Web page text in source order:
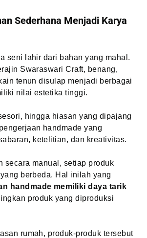
Sederhana Menjadi Karya
seni lahir dari bahan yang mahal.
Swaraswari Craft, benang,
tenun disulap menjadi berbagai
nilai estetika tinggi.
hingga hiasan yang dipajang
handmade yang
ketelitian, dan kreativitas.
secara manual, setiap produk
berbeda. Hal inilah yang
handmade memiliki daya tarik
produk yang diproduksi
rumah, produk-produk tersebut